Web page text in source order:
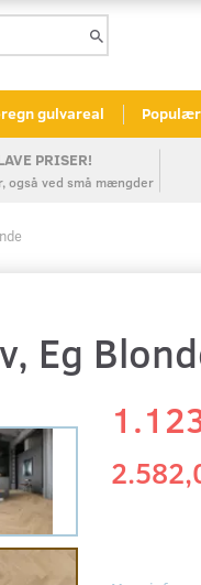
gulvareal
PRISER!
også ved små mængder
Eg